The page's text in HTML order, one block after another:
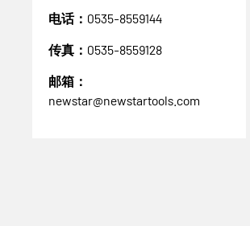
电话： 0535-8559144
传真： 0535-8559128
邮箱：
newstar@newstartools.com